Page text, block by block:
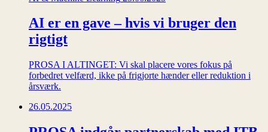
AI er en gave – hvis vi bruger den
rigtigt
PROSA I ALTINGET: Vi skal placere vores fokus på
forbedret velfærd, ikke på frigjorte hænder eller reduktion i
årsværk.
26.05.2025